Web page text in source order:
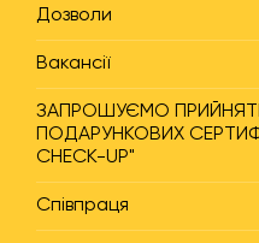
Дозволи
Вакансії
ЗАПРОШУЄМО ПРИЙНЯТИ
ПОДАРУНКОВИХ
CHECK-UP"
Співпраця